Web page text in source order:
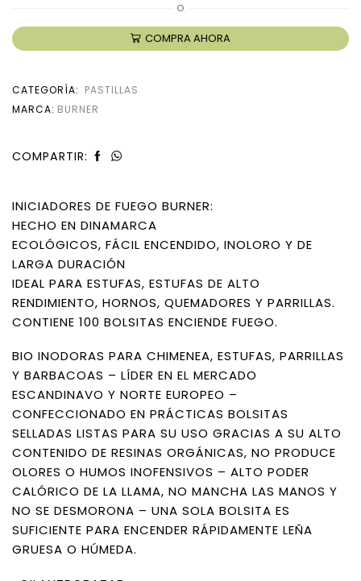
O
COMPRA AHORA
CATEGORÍA: PASTILLAS
MARCA: BURNER
COMPARTIR:
INICIADORES DE FUEGO BURNER:
HECHO EN DINAMARCA
ECOLÓGICOS, FÁCIL ENCENDIDO, INOLORO Y DE
LARGA DURACIÓN
IDEAL PARA ESTUFAS, ESTUFAS DE ALTO
RENDIMIENTO, HORNOS, QUEMADORES Y PARRILLAS.
CONTIENE 100 BOLSITAS ENCIENDE FUEGO.
BIO INODORAS PARA CHIMENEA, ESTUFAS, PARRILLAS
Y BARBACOAS – LÍDER EN EL MERCADO
ESCANDINAVO Y NORTE EUROPEO –
CONFECCIONADO EN PRÁCTICAS BOLSITAS
SELLADAS LISTAS PARA SU USO GRACIAS A SU ALTO
CONTENIDO DE RESINAS ORGÁNICAS, NO PRODUCE
OLORES O HUMOS INOFENSIVOS – ALTO PODER
CALÓRICO DE LA LLAMA, NO MANCHA LAS MANOS Y
NO SE DESMORONA – UNA SOLA BOLSITA ES
SUFICIENTE PARA ENCENDER RÁPIDAMENTE LEÑA
GRUESA O HÚMEDA.